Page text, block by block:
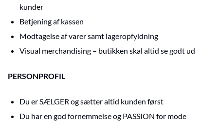
kunder
Betjening af kassen
Modtagelse af varer samt lageropfyldning
Visual merchandising – butikken skal altid se godt ud
PERSONPROFIL
Du er SÆLGER og sætter altid kunden først
Du har en god fornemmelse og PASSION for mode